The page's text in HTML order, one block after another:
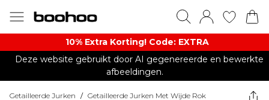
10% Extra Korting! Code: EXTRA​
Deze website gebruikt door AI gegenereerde en bewerkte
afbeeldingen.
Getailleerde Jurken / Getailleerde Jurken Met Wijde Rok